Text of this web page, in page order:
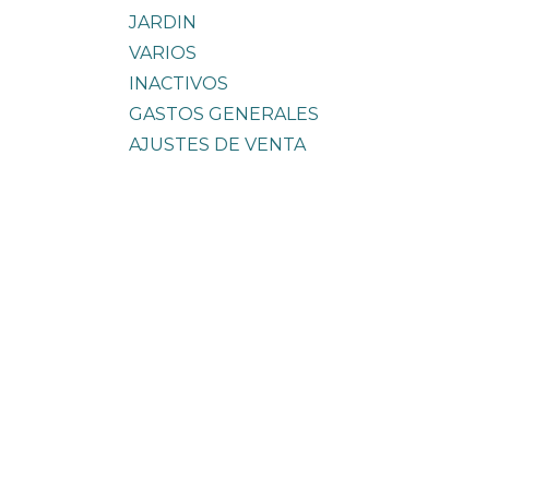
JARDIN
VARIOS
INACTIVOS
GASTOS GENERALES
AJUSTES DE VENTA